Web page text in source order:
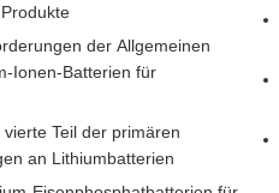
der Allgemeinen
Ionen-Batterien für
Teil der primären
an Lithiumbatterien